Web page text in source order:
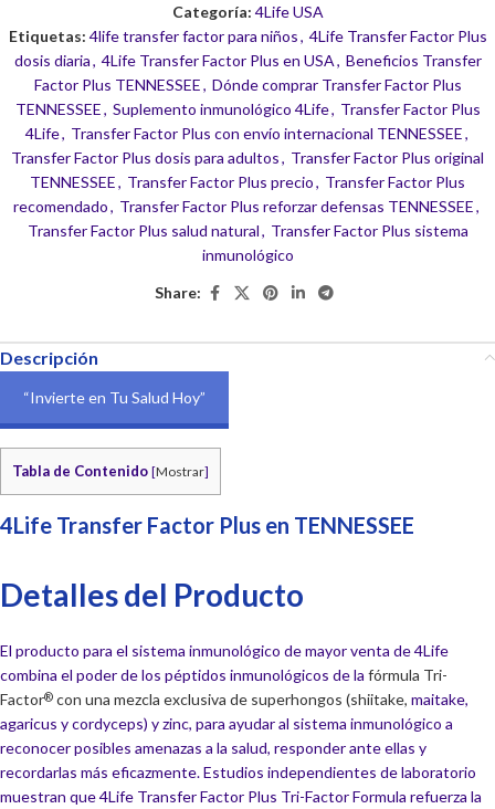
Categoría: 4Life USA
Etiquetas: 4life transfer factor para niños, 4Life Transfer Factor Plus
dosis diaria, 4Life Transfer Factor Plus en USA, Beneficios Transfer
Factor Plus TENNESSEE, Dónde comprar Transfer Factor Plus
TENNESSEE, Suplemento inmunológico 4Life, Transfer Factor Plus
4Life, Transfer Factor Plus con envío internacional TENNESSEE,
Transfer Factor Plus dosis para adultos, Transfer Factor Plus original
TENNESSEE, Transfer Factor Plus precio, Transfer Factor Plus
recomendado, Transfer Factor Plus reforzar defensas TENNESSEE,
Transfer Factor Plus salud natural, Transfer Factor Plus sistema
inmunológico
Share:
Descripción
“Invierte en Tu Salud Hoy”
Tabla de Contenido [Mostrar]
4Life Transfer Factor Plus en TENNESSEE
Detalles del Producto
El producto para el sistema inmunológico de mayor venta de 4Life
combina el poder de los péptidos inmunológicos de la fórmula Tri-
Factor® con una mezcla exclusiva de superhongos (shiitake, maitake,
agaricus y cordyceps) y zinc, para ayudar al sistema inmunológico a
reconocer posibles amenazas a la salud, responder ante ellas y
recordarlas más eficazmente. Estudios independientes de laboratorio
muestran que 4Life Transfer Factor Plus Tri-Factor Formula refuerza la